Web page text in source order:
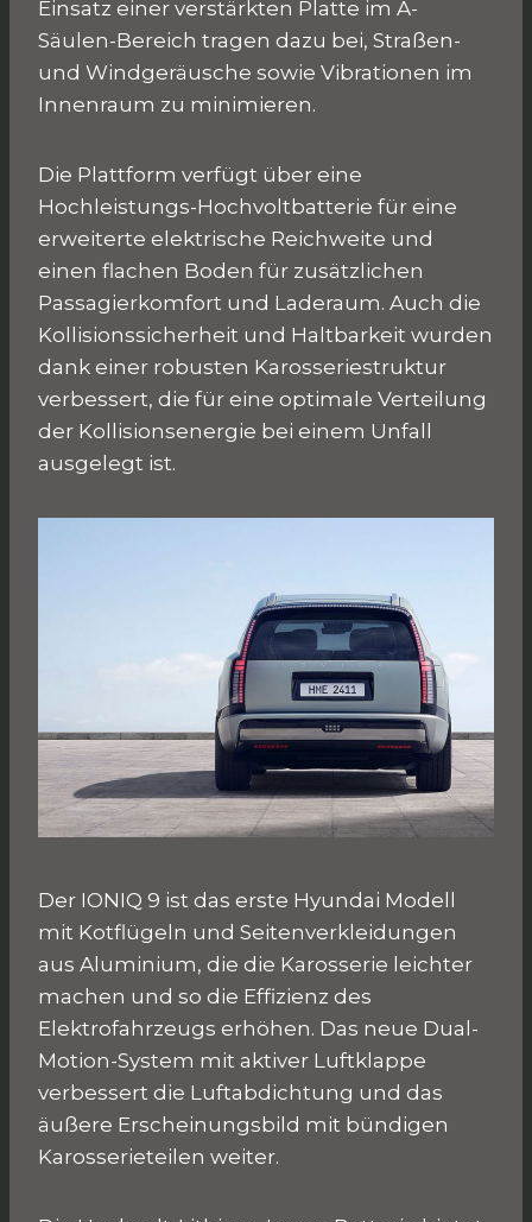
Einsatz einer verstärkten Platte im A-
Säulen-Bereich tragen dazu bei, Straßen-
und Windgeräusche sowie Vibrationen im
Innenraum zu minimieren.
Die Plattform verfügt über eine
Hochleistungs-Hochvoltbatterie für eine
erweiterte elektrische Reichweite und
einen flachen Boden für zusätzlichen
Passagierkomfort und Laderaum. Auch die
Kollisionssicherheit und Haltbarkeit wurden
dank einer robusten Karosseriestruktur
verbessert, die für eine optimale Verteilung
der Kollisionsenergie bei einem Unfall
ausgelegt ist.
Der IONIQ 9 ist das erste Hyundai Modell
mit Kotflügeln und Seitenverkleidungen
aus Aluminium, die die Karosserie leichter
machen und so die Effizienz des
Elektrofahrzeugs erhöhen. Das neue Dual-
Motion-System mit aktiver Luftklappe
verbessert die Luftabdichtung und das
äußere Erscheinungsbild mit bündigen
Karosserieteilen weiter.